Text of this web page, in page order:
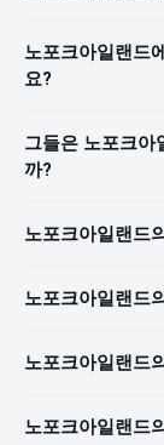
노포크아일랜드
요?
그들은 노포크아
까?
노포크아일랜드
노포크아일랜드
노포크아일랜드
노포크아일랜드